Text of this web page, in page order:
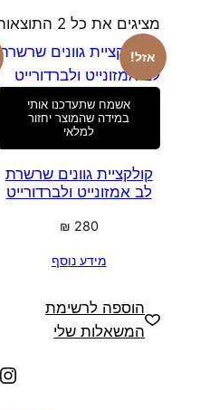
מציגים את כל ⁦2⁩ התוצאות
אזל!
אשמח שתעדכנו אותי
במידה שהמוצר יחזור
למלאי
קולקציית גוונים שרשרת
לב אמזונייט ולברדורייט
₪ 280
מידע נוסף
הוספה לרשימת
המשאלות שלי
Instagram